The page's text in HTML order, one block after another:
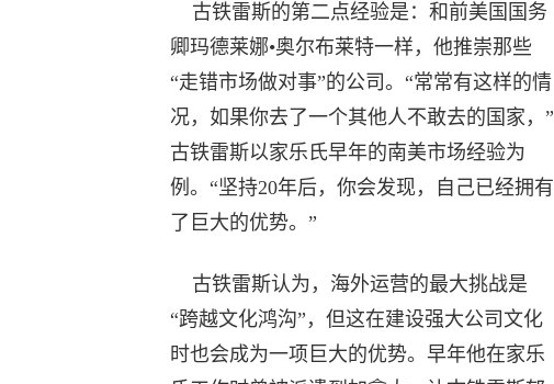
古铁雷斯的第二点经验是：和前美国国务
卿玛德莱娜•奥尔布莱特一样，他推崇那些
“走错市场做对事”的公司。“常常有这样的情
况，如果你去了一个其他人不敢去的国家，”
古铁雷斯以家乐氏早年的南美市场经验为
例。“坚持20年后，你会发现，自己已经拥有
了巨大的优势。”
古铁雷斯认为，海外运营的最大挑战是
“跨越文化鸿沟”，但这在建设强大公司文化
时也会成为一项巨大的优势。早年他在家乐